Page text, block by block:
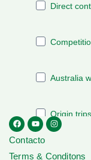
Contacto
Terms & Conditons